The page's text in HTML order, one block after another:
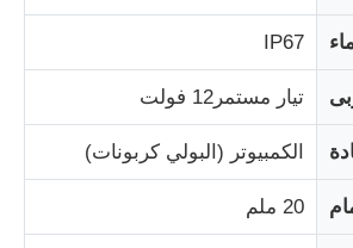
IP67
تيار مستمر12 فولت
الكمبيوتر (البولي كربونات)
20 ملم